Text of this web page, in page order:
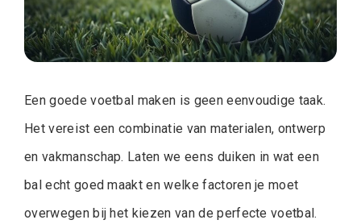
Een goede voetbal maken is geen eenvoudige taak.
Het vereist een combinatie van materialen, ontwerp
en vakmanschap. Laten we eens duiken in wat een
bal echt goed maakt en welke factoren je moet
overwegen bij het kiezen van de perfecte voetbal.